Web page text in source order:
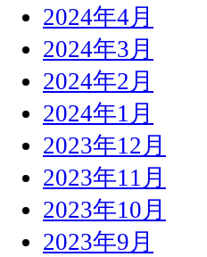
2024年4月
2024年3月
2024年2月
2024年1月
2023年12月
2023年11月
2023年10月
2023年9月